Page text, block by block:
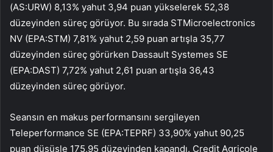
(AS:URW) 8,13% yahut 3,94 puan yükselerek 52,38
düzeyinden süreç görüyor. Bu sırada STMicroelectronics
NV (EPA:STM) 7,81% yahut 2,59 puan artışla 35,77
düzeyinden süreç görürken Dassault Systemes SE
(EPA:DAST) 7,72% yahut 2,61 puan artışla 36,43
düzeyinden süreç görüyor.
Seansın en makus performansını sergileyen
Teleperformance SE (EPA:TEPRF) 33,90% yahut 90,25
puan düşüşle 175,95 düzeyinden kapandı. Credit Agricole